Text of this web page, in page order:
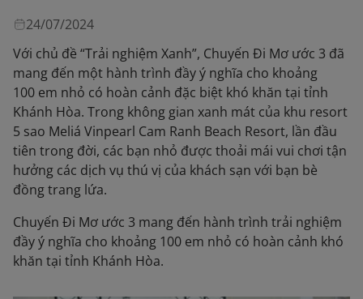
24/07/2024
Với chủ đề “Trải nghiệm Xanh”, Chuyến Đi Mơ ước 3 đã
mang đến một hành trình đầy ý nghĩa cho khoảng
100 em nhỏ có hoàn cảnh đặc biệt khó khăn tại tỉnh
Khánh Hòa. Trong không gian xanh mát của khu resort
5 sao Meliá Vinpearl Cam Ranh Beach Resort, lần đầu
tiên trong đời, các bạn nhỏ được thoải mái vui chơi tận
hưởng các dịch vụ thú vị của khách sạn với bạn bè
đồng trang lứa.
Chuyến Đi Mơ ước 3 mang đến hành trình trải nghiệm
đầy ý nghĩa cho khoảng 100 em nhỏ có hoàn cảnh khó
khăn tại tỉnh Khánh Hòa.